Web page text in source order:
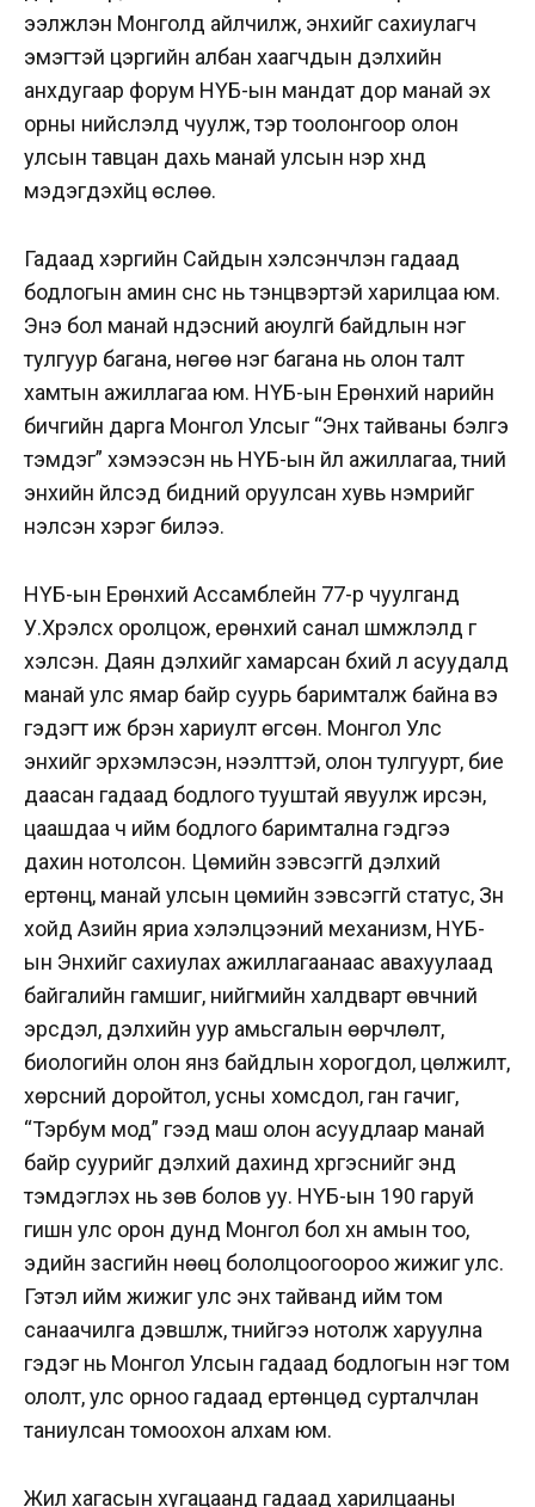
ээлжлэн Монголд айлчилж, энхийг сахиулагч
эмэгтэй цэргийн албан хаагчдын дэлхийн
анхдугаар форум НҮБ-ын мандат дор манай эх
орны нийслэлд чуулж, тэр тоолонгоор олон
улсын тавцан дахь манай улсын нэр хүнд
мэдэгдэхүйц өслөө.
Гадаад хэргийн Сайдын хэлсэнчлэн гадаад
бодлогын амин сүнс нь тэнцвэртэй харилцаа юм.
Энэ бол манай үндэсний аюулгүй байдлын нэг
тулгуур багана, нөгөө нэг багана нь олон талт
хамтын ажиллагаа юм. НҮБ-ын Ерөнхий нарийн
бичгийн дарга Монгол Улсыг “Энх тайваны бэлгэ
тэмдэг” хэмээсэн нь НҮБ-ын үйл ажиллагаа, түүний
энхийн үйлсэд бидний оруулсан хувь нэмрийг
үнэлсэн хэрэг билээ.
НҮБ-ын Ерөнхий Ассамблейн 77-р чуулганд
У.Хүрэлсүх оролцож, ерөнхий санал шүүмжлэлд үг
хэлсэн. Даян дэлхийг хамарсан бүхий л асуудалд
манай улс ямар байр суурь баримталж байна вэ
гэдэгт иж бүрэн хариулт өгсөн. Монгол Улс
энхийг эрхэмлэсэн, нээлттэй, олон тулгуурт, бие
даасан гадаад бодлого тууштай явуулж ирсэн,
цаашдаа ч ийм бодлого баримтална гэдгээ
дахин нотолсон. Цөмийн зэвсэггүй дэлхий
ертөнц, манай улсын цөмийн зэвсэггүй статус, Зүүн
хойд Азийн яриа хэлэлцээний механизм, НҮБ-
ын Энхийг сахиулах ажиллагаанаас авахуулаад
байгалийн гамшиг, нийгмийн халдварт өвчний
эрсдэл, дэлхийн уур амьсгалын өөрчлөлт,
биологийн олон янз байдлын хорогдол, цөлжилт,
хөрсний доройтол, усны хомсдол, ган гачиг,
“Тэрбум мод” гээд маш олон асуудлаар манай
байр суурийг дэлхий дахинд хүргэснийг энд
тэмдэглэх нь зөв болов уу. НҮБ-ын 190 гаруй
гишүүн улс орон дунд Монгол бол хүн амын тоо,
эдийн засгийн нөөц бололцоогоороо жижиг улс.
Гэтэл ийм жижиг улс энх тайванд ийм том
санаачилга дэвшүүлж, түүнийгээ нотолж харуулна
гэдэг нь Монгол Улсын гадаад бодлогын нэг том
ололт, улс орноо гадаад ертөнцөд сурталчлан
таниулсан томоохон алхам юм.
Жил хагасын хугацаанд гадаад харилцааны